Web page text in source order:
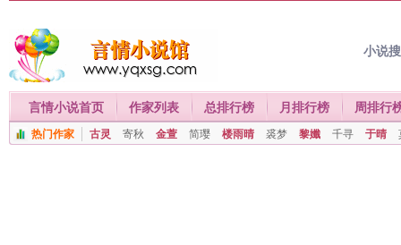
小说
言情小说首页 作家列表 总排行榜 月排行榜 周排行
热门作家 古灵 寄秋 金萱 简璎 楼雨晴 裘梦 黎孅 千寻 于晴